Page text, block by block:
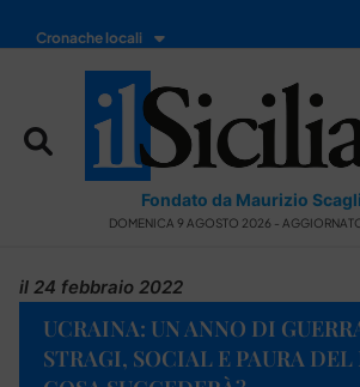
Cronache locali
Fondato da Maurizio
DOMENICA 9 AGOSTO 2026 -
il 24 febbraio 2022
UCRAINA: UN ANNO DI
STRAGI, SOCIAL E PAURA DEL